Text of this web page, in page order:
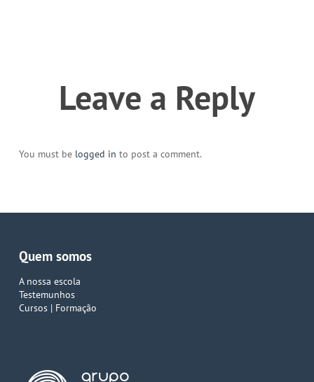
Leave a Reply
You must be logged in to post a comment.
Quem somos
A nossa escola
Testemunhos
Cursos | Formação